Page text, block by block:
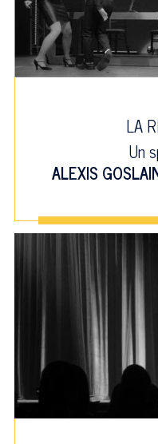
LA
Un
ALEXIS